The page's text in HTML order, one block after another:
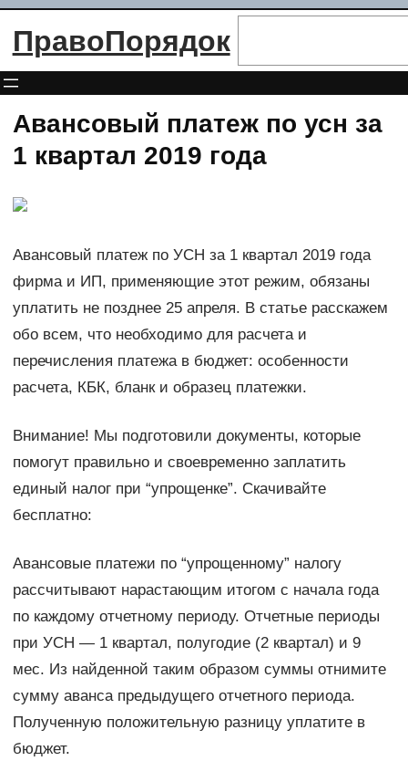
Перейти
ПравоПорядок
Авансовый платеж по усн за
1 квартал 2019 года
Авансовый платеж по УСН за 1 квартал 2019 года
фирма и ИП, применяющие этот режим, обязаны
уплатить не позднее 25 апреля. В статье расскажем
обо всем, что необходимо для расчета и
перечисления платежа в бюджет: особенности
расчета, КБК, бланк и образец платежки.
Внимание! Мы подготовили документы, которые
помогут правильно и своевременно заплатить
единый налог при “упрощенке”. Скачивайте
бесплатно:
Авансовые платежи по “упрощенному” налогу
рассчитывают нарастающим итогом с начала года
по каждому отчетному периоду. Отчетные периоды
при УСН — 1 квартал, полугодие (2 квартал) и 9
мес. Из найденной таким образом суммы отнимите
сумму аванса предыдущего отчетного периода.
Полученную положительную разницу уплатите в
бюджет.